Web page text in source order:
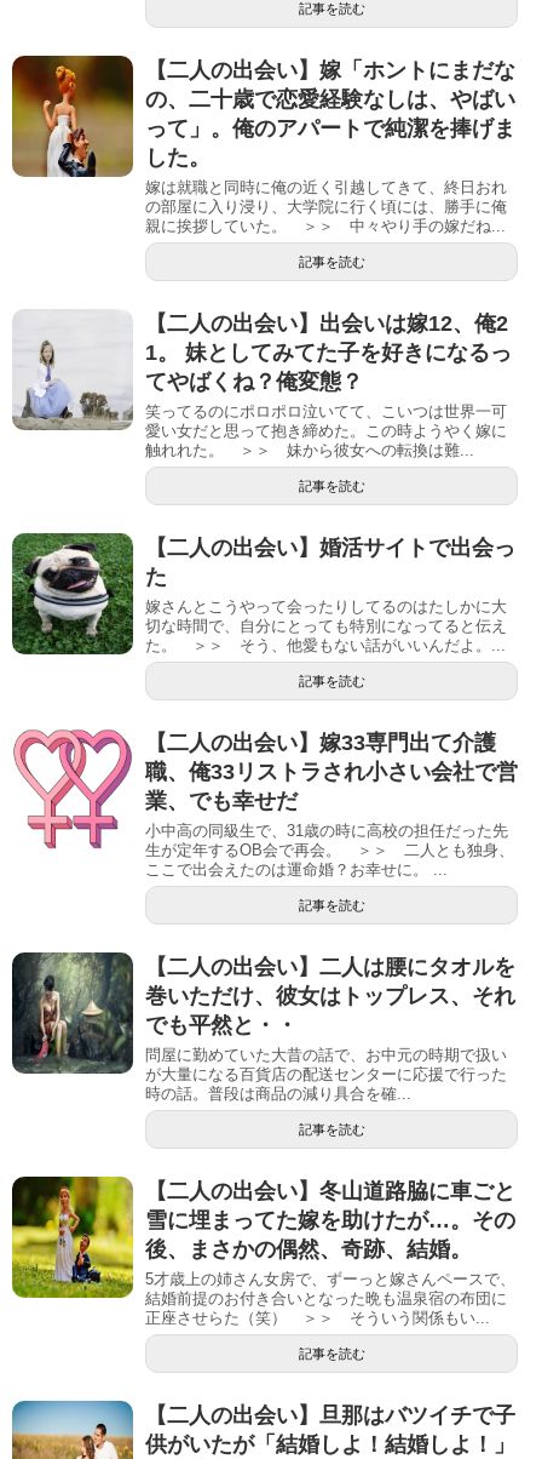
記事を読む
【二人の出会い】嫁「ホントにまだな
の、二十歳で恋愛経験なしは、やばい
って」。俺のアパートで純潔を捧げま
した。
嫁は就職と同時に俺の近く引越してきて、終日おれ
の部屋に入り浸り、大学院に行く頃には、勝手に俺
親に挨拶していた。 ＞＞ 中々やり手の嫁だね...
記事を読む
【二人の出会い】出会いは嫁12、俺2
1。 妹としてみてた子を好きになるっ
てやばくね？俺変態？
笑ってるのにポロポロ泣いてて、こいつは世界一可
愛い女だと思って抱き締めた。この時ようやく嫁に
触れれた。 ＞＞ 妹から彼女への転換は難...
記事を読む
【二人の出会い】婚活サイトで出会っ
た
嫁さんとこうやって会ったりしてるのはたしかに大
切な時間で、自分にとっても特別になってると伝え
た。 ＞＞ そう、他愛もない話がいいんだよ。...
記事を読む
【二人の出会い】嫁33専門出て介護
職、俺33リストラされ小さい会社で営
業、でも幸せだ
小中高の同級生で、31歳の時に高校の担任だった先
生が定年するOB会で再会。 ＞＞ 二人とも独身、
ここで出会えたのは運命婚？お幸せに。 ...
記事を読む
【二人の出会い】二人は腰にタオルを
巻いただけ、彼女はトップレス、それ
でも平然と・・
問屋に勤めていた大昔の話で、お中元の時期で扱い
が大量になる百貨店の配送センターに応援で行った
時の話。普段は商品の減り具合を確...
記事を読む
【二人の出会い】冬山道路脇に車ごと
雪に埋まってた嫁を助けたが…。その
後、まさかの偶然、奇跡、結婚。
5才歳上の姉さん女房で、ずーっと嫁さんペースで、
結婚前提のお付き合いとなった晩も温泉宿の布団に
正座させらた（笑） ＞＞ そういう関係もい...
記事を読む
【二人の出会い】旦那はバツイチで子
供がいたが「結婚しよ！結婚しよ！」